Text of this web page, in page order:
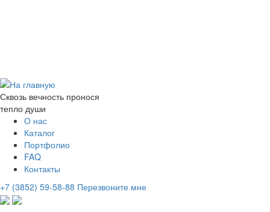
Сквозь вечность пронося
тепло души
О нас
Каталог
Портфолио
FAQ
Контакты
+7 (3852) 59-58-88 Перезвоните мне